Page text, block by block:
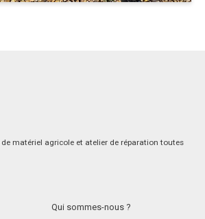
matériel agricole et atelier de réparation toutes
Qui sommes-nous ?